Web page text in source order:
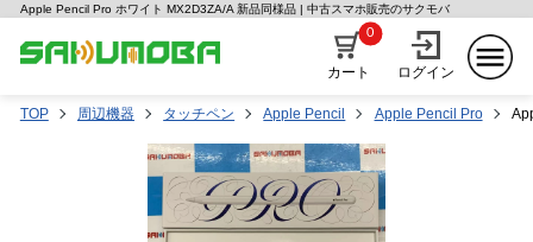
Apple Pencil Pro ホワイト MX2D3ZA/A 新品同様品 | 中古スマホ販売のサクモバ
カート
0
ログイン
TOP 周辺機器 タッチペン Apple Pencil Apple Pencil Pro